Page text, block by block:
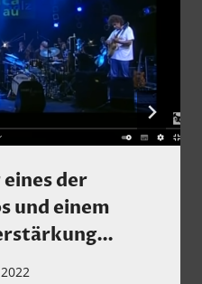
der
und einem